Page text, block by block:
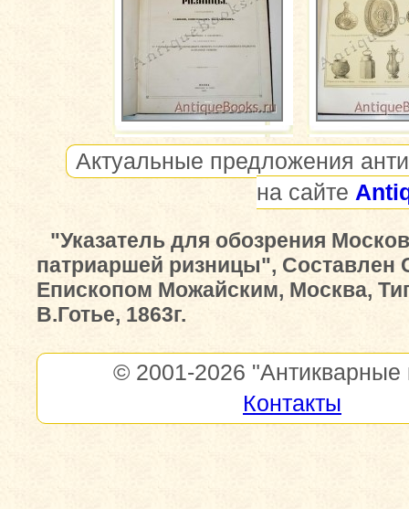
Актуальные предложения
на сайте
"Указатель для обозрения
патриаршей ризницы", Составлен
Епископом Можайским, Москва,
В.Готье, 1863г.
© 2001-2026 "Антикварные
Контакты